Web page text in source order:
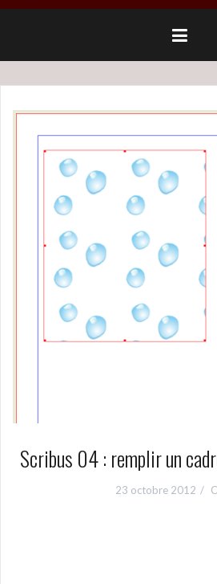
Scribus 04 : remplir un
23 octobre 2012